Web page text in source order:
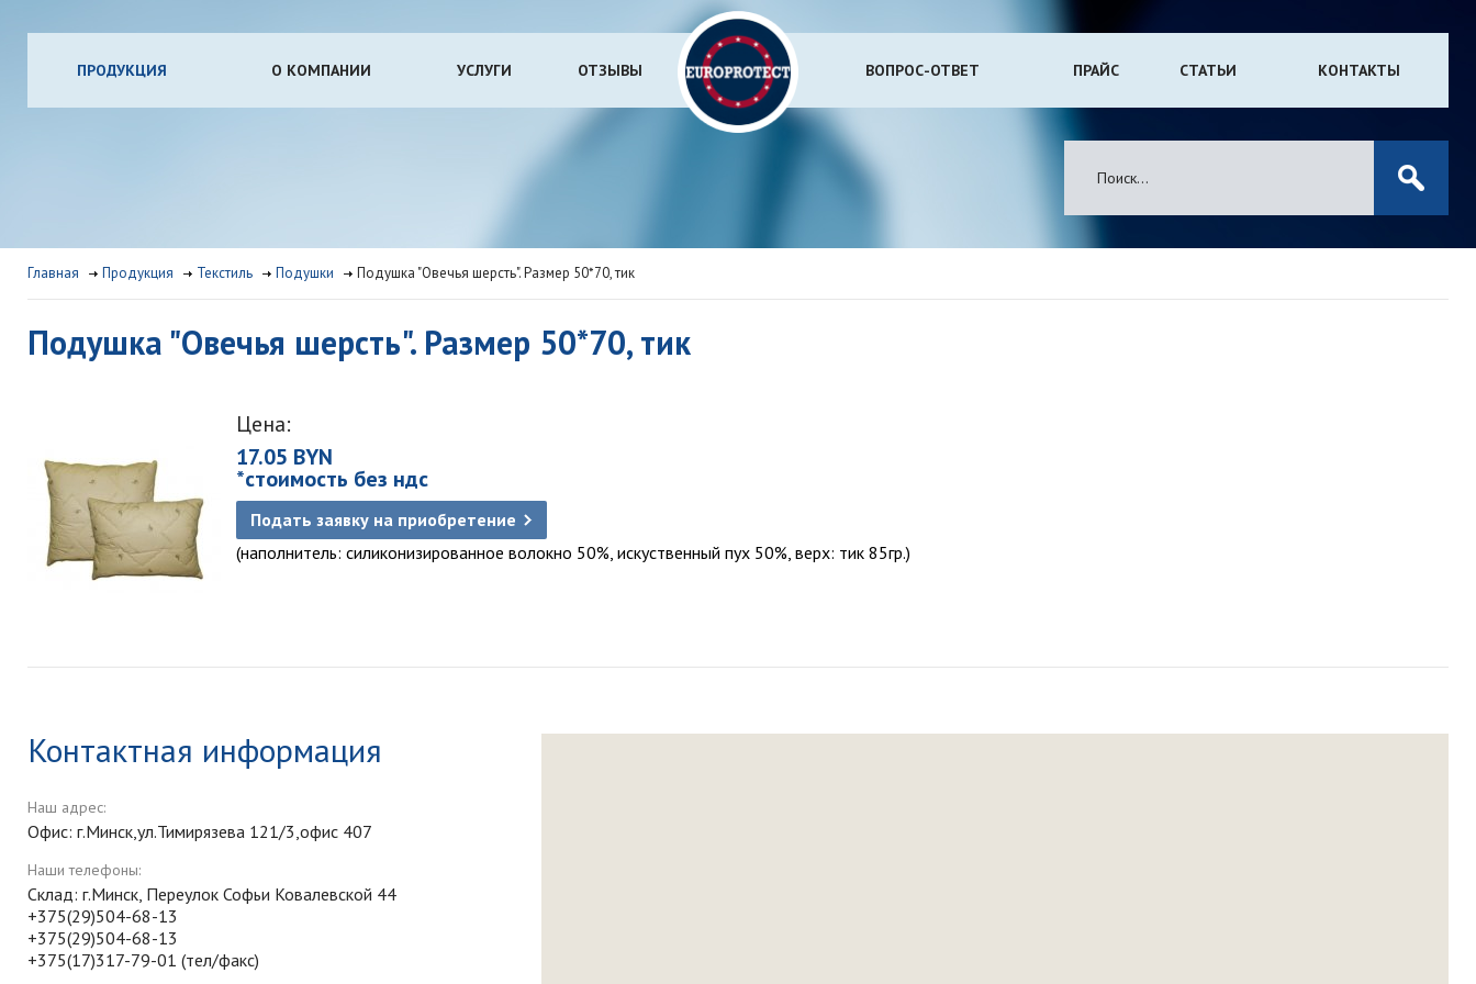
ПРОДУКЦИЯ О КОМПАНИИ УСЛУГИ ОТЗЫВЫ ВОПРОС-ОТВЕТ ПРАЙС СТАТЬИ КОНТАКТЫ
Главная Продукция Текстиль Подушки Подушка "Овечья шерсть". Размер 50*70, тик
Подушка "Овечья шерсть". Размер 50*70, тик
Цена:
17.05 BYN
*стоимость без ндс
Подать заявку на приобретение
(наполнитель: силиконизированное волокно 50%, искуственный пух 50%, верх: тик 85гр.)
Контактная информация
Наш адрес:
Офис: г.Минск,ул.Тимирязева 121/3,офис 407
Наши телефоны:
Склад: г.Минск, Переулок Софьи Ковалевской 44
+375(29)504-68-13
+375(29)504-68-13
+375(17)317-79-01 (тел/факс)